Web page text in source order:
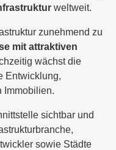
weltweit.
zunehmend zu
mit attraktiven
wächst die
Entwicklung,
Immobilien.
sichtbar und
sowie Städte